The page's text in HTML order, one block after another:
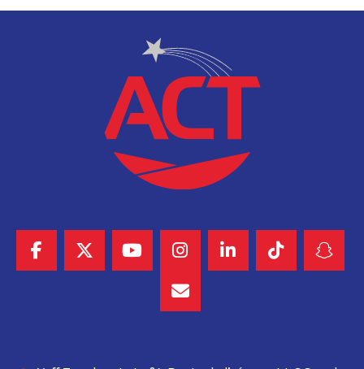
appauvrit chaque jour davantage les Sénégalais. L’électricité
Comment développer notre économie quand nos
entreprises croulent sous le poids de factures énergétiques
ACT exige une révision immédiate de la grille tarifaire de la
SENELEC, avec des subventions ciblées pour soulager les
ménages à faible revenu.
Nous demandons également une transparence totale sur la
gestion du secteur énergétique et une accélération de la
Le Sénégal mérite mieux. Nos familles méritent de vivre
dignement, sans craindre la prochaine facture. Il est temps
que nos gouvernants comprennent que gouverner, c’est